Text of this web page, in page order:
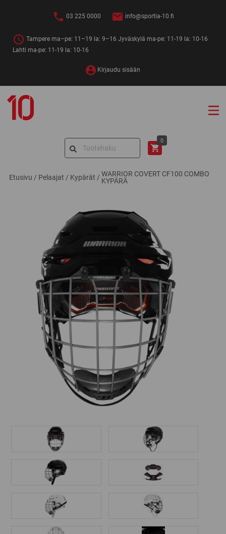
03 225 0000 info@sportia-10.fi
Tampere ma–pe: 11–19 la: 9–16 Jyväskylä ma-pe: 11-19 la: 10-16
Lahti ma-pe: 11-19 la: 10-16
Kirjaudu sisään
10
Search
0
Etusivu / Pelaajat / Kypärät / WARRIOR COVERT CF100 COMBO
KYPÄRÄ